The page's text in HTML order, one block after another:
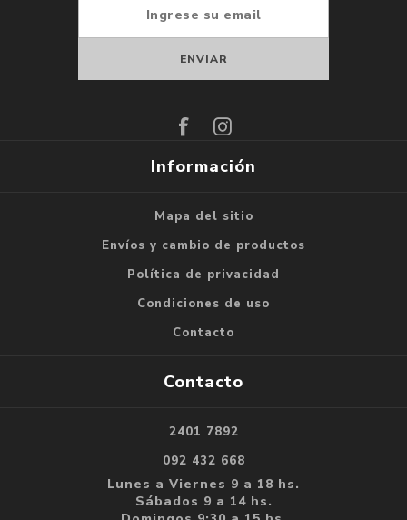
Información
Mapa del sitio
Envíos y cambio de productos
Política de privacidad
Condiciones de uso
Contacto
Contacto
2401 7892
092 432 668
Lunes a Viernes 9 a 18 hs.
Sábados 9 a 14 hs.